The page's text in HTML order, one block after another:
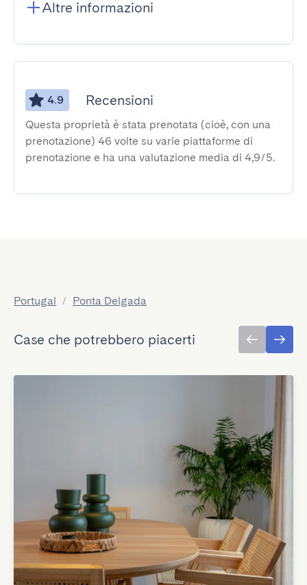
Altre informazioni
4.9 Recensioni
Questa proprietà è stata prenotata (cioè, con una
prenotazione) 46 volte su varie piattaforme di
prenotazione e ha una valutazione media di 4,9/5.
Portugal / Ponta Delgada
Case che potrebbero piacerti